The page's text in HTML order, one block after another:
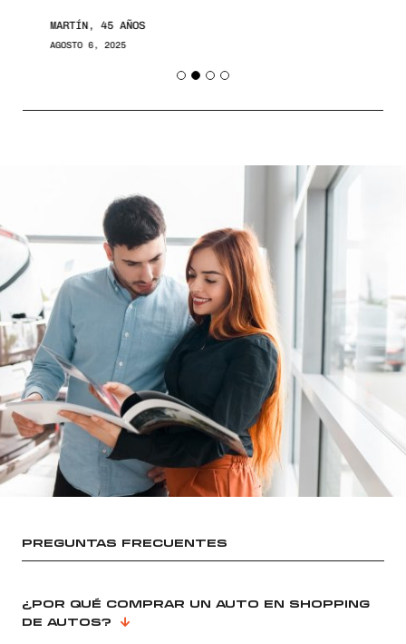
MARTÍN, 45 AÑOS
AGOSTO 6, 2025
PREGUNTAS FRECUENTES
¿POR QUÉ COMPRAR UN AUTO EN SHOPPING
DE AUTOS?